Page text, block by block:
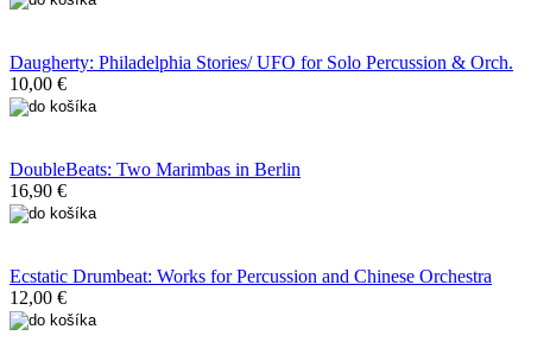
Daugherty: Philadelphia Stories/ UFO for Solo Percussion & Orch.
10,00 €
DoubleBeats: Two Marimbas in Berlin
16,90 €
Ecstatic Drumbeat: Works for Percussion and Chinese Orchestra
12,00 €